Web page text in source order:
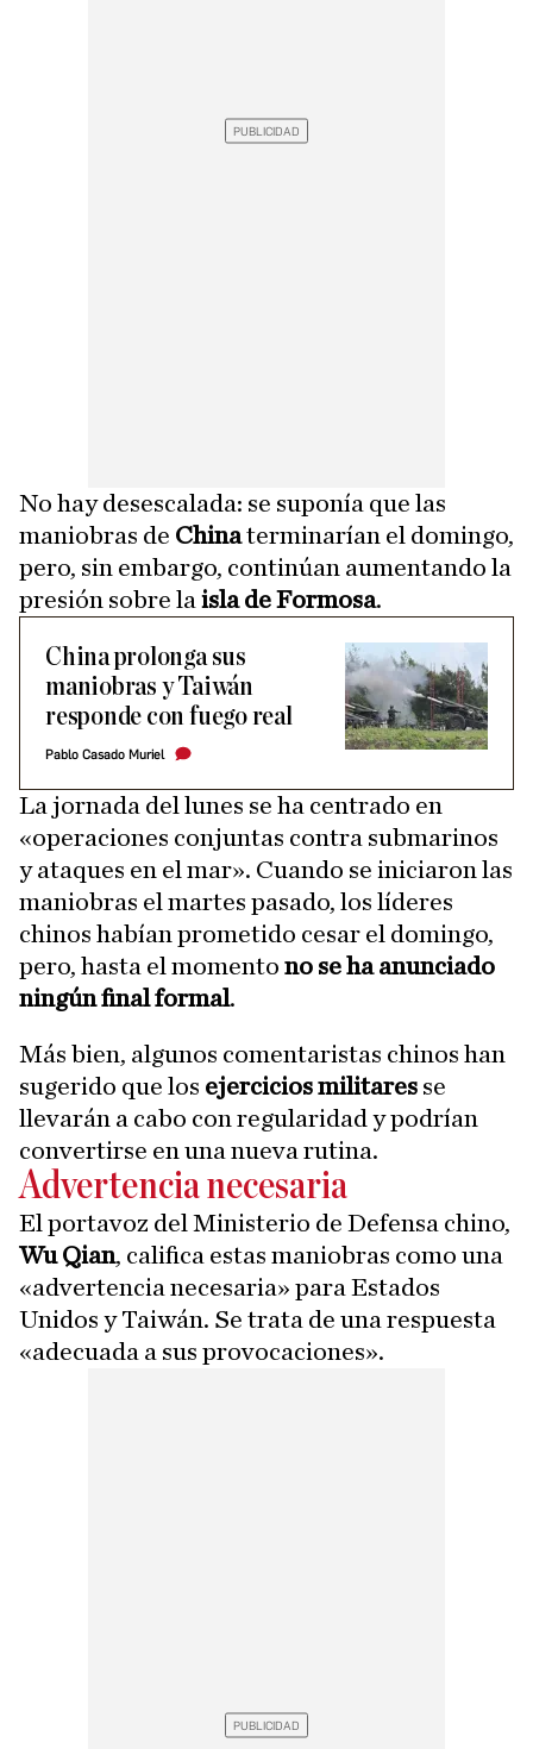
No hay desescalada: se suponía que las
maniobras de Chinaterminarían el domingo,
pero, sin embargo, continúan aumentando la
presión sobre la isla de Formosa.
China prolonga sus
maniobras y Taiwán
responde con fuego real
Pablo Casado Muriel
La jornada del lunes se ha centrado en
«operaciones conjuntas contra submarinos
y ataques en el mar». Cuando se iniciaron las
maniobras el martes pasado, los líderes
chinos habían prometido cesar el domingo,
pero, hasta el momento no se ha anunciado
ningún final formal.
Más bien, algunos comentaristas chinos han
sugerido que los ejercicios militares se
llevarán a cabo con regularidad y podrían
convertirse en una nueva rutina.
Advertencia necesaria
El portavoz del Ministerio de Defensa chino,
Wu Qian, califica estas maniobras como una
«advertencia necesaria» para Estados
Unidos y Taiwán. Se trata de una respuesta
«adecuada a sus provocaciones».